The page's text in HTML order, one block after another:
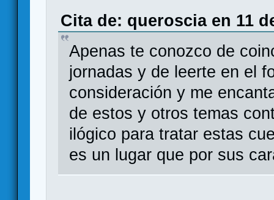
Cita de: queroscia en 11
Apenas te conozco de
jornadas y de leerte en el
consideración y me
de estos y otros temas
ilógico para tratar estas
es un lugar que por sus